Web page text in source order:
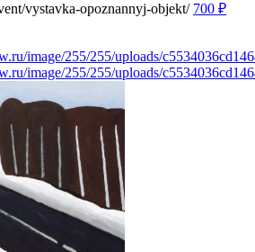
vystavka-opoznannyj-objekt/ 700 ₽
image/255/255/uploads/
image/255/255/uploads/